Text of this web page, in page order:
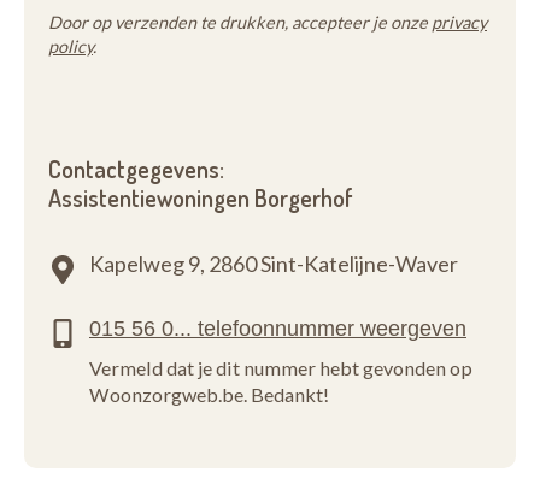
Door op verzenden te drukken, accepteer je onze privacy
policy.
Contactgegevens:
Assistentiewoningen Borgerhof
Kapelweg 9, 2860 Sint-Katelijne-Waver
Vermeld dat je dit nummer hebt gevonden op
Woonzorgweb.be. Bedankt!